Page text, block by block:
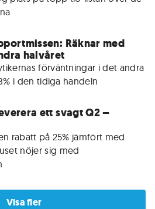
Räknar med
halvåret
förväntningar i det andra
i den tidiga handeln
ett svagt Q2 –
rabatt på 25% jämfört med
nöjer sig med
Visa fler